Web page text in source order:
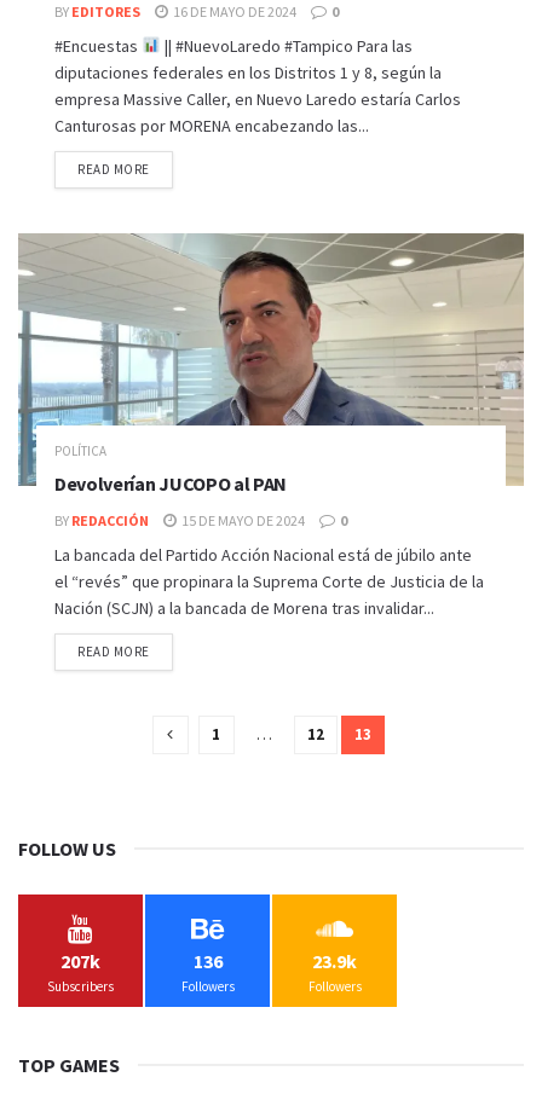
BY EDITORES 16 DE MAYO DE 2024 0
#Encuestas
|| #NuevoLaredo #Tampico Para las
diputaciones federales en los Distritos 1 y 8, según la
empresa Massive Caller, en Nuevo Laredo estaría Carlos
Canturosas por MORENA encabezando las...
READ MORE
POLÍTICA
Devolverían JUCOPO al PAN
BY REDACCIÓN 15 DE MAYO DE 2024 0
La bancada del Partido Acción Nacional está de júbilo ante
el “revés” que propinara la Suprema Corte de Justicia de la
Nación (SCJN) a la bancada de Morena tras invalidar...
READ MORE
1 … 12 13
FOLLOW US
207k
Subscribers
136
Followers
23.9k
Followers
TOP GAMES